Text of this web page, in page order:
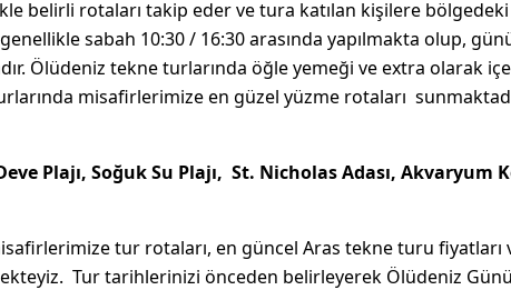
belirli rotaları takip eder ve tura katılan kişilere bölgedeki
sabah 10:30 / 16:30 arasında yapılmakta olup,
Ölüdeniz tekne turlarında öğle yemeği ve extra olarak
misafirlerimize en güzel yüzme rotaları
Plajı, Soğuk Su Plajı, St. Nicholas Adası, Akvaryum
tur rotaları, en güncel Aras tekne turu fiyatları
Tur tarihlerinizi önceden belirleyerek Ölüdeniz